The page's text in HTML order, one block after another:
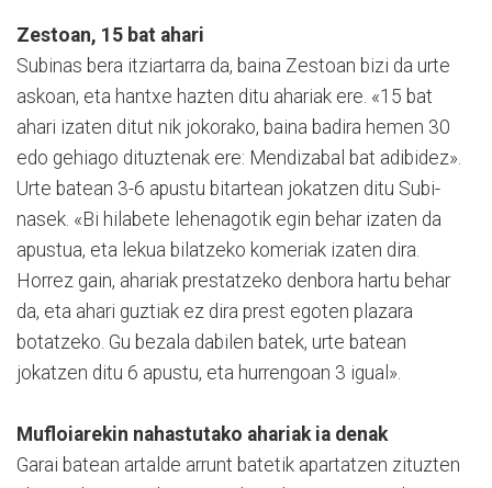
Zestoan, 15 bat ahari
Subinas bera itziartarra da, baina Zestoan bizi da urte
askoan, eta hantxe hazten ditu ahariak ere. «15 bat
ahari izaten ditut nik jokorako, baina badira hemen 30
edo gehiago dituztenak ere: Mendizabal bat adibidez».
Urte batean 3-6 apustu bitartean jokatzen ditu Su­bi­
nasek. «Bi hilabete lehenagotik egin behar izaten da
apustua, eta lekua bilatzeko komeriak izaten dira.
Horrez gain, ahariak prestatzeko denbora hartu behar
da, eta ahari guztiak ez dira prest egoten plazara
botatzeko. Gu bezala dabilen batek, urte batean
jokatzen ditu 6 apustu, eta hurrengoan 3 igual».
Mufloiarekin nahastutako ahariak ia denak
Garai batean artalde arrunt batetik apartatzen zituzten